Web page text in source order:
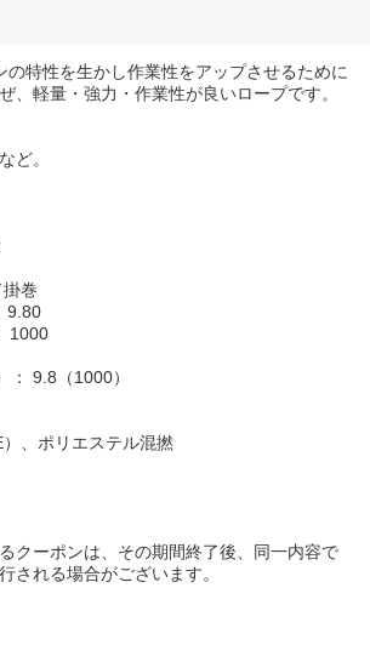
の特性を生かし作業性をアップさせるために
、軽量・強力・作業性が良いロープです。
ど。
掛巻
9.80
1000
： 9.8（1000）
）、ポリエステル混撚
クーポンは、その期間終了後、同一内容で
される場合がございます。